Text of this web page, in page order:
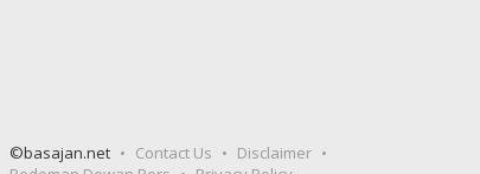
©basajan.net Contact Us
Disclaimer